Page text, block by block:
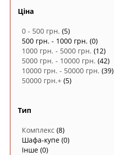
Ціна
0 - 500 грн. (5)
500 грн. - 1000 грн. (0)
1000 грн. - 5000 грн. (12)
5000 грн. - 10000 грн. (42)
10000 грн. - 50000 грн. (39)
50000 грн.+ (5)
Тип
Комплекс (8)
Шафа-купе (0)
Інше (0)